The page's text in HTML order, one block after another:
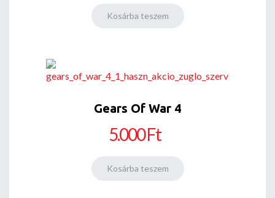
Gears Of War 4
5.000 Ft